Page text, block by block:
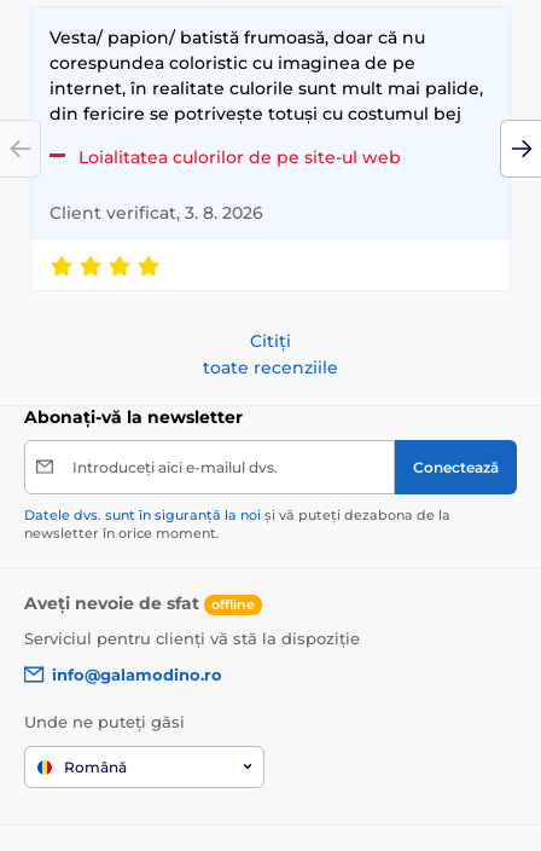
Vesta/ papion/ batistă frumoasă, doar că nu
corespundea coloristic cu imaginea de pe
internet, în realitate culorile sunt mult mai palide,
din fericire se potrivește totuși cu costumul bej
Loialitatea culorilor de pe site-ul web
Client verificat, 3. 8. 2026
Citiți
toate recenziile
Abonați-vă la newsletter
Introduceți aici e-mailul dvs. Conectează
Datele dvs. sunt în siguranță la noi și vă puteți dezabona de la
newsletter în orice moment.
Aveți nevoie de sfat offline
Serviciul pentru clienți vă stă la dispoziție
info@galamodino.ro
Unde ne puteți găsi
Română